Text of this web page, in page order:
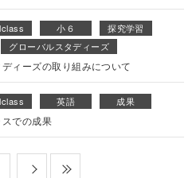
小６
探究学習
グローバルスタディーズ
ィーズの取り組みについて
英語 成果
での成果
次 最後